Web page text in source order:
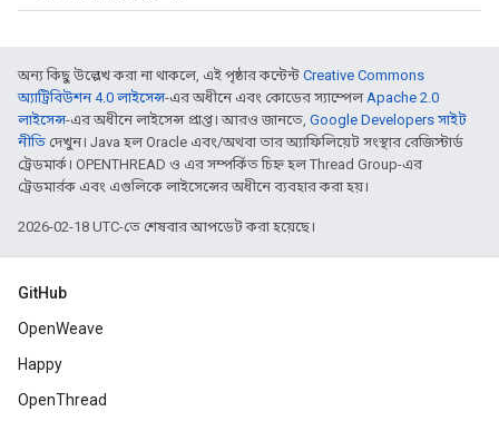
অন্য কিছু উল্লেখ করা না থাকলে, এই পৃষ্ঠার কন্টেন্ট Creative Commons
অ্যাট্রিবিউশন 4.0 লাইসেন্স-এর অধীনে এবং কোডের স্যাম্পেলApache 2.0
লাইসেন্স-এর অধীনে লাইসেন্স প্রাপ্ত। আরও জানতে, Google Developers সাইট
নীতি দেখুন। Java হল Oracle এবং/অথবা তার অ্যাফিলিয়েট সংস্থার রেজিস্টার্ড
ট্রেডমার্ক। OPENTHREAD ও এর সম্পর্কিত চিহ্ন হল Thread Group-এর
ট্রেডমার্রক এবং এগুলিকে লাইসেন্সের অধীনে ব্যবহার করা হয়।
2026-02-18 UTC-তে শেষবার আপডেট করা হয়েছে।
GitHub
OpenWeave
Happy
OpenThread